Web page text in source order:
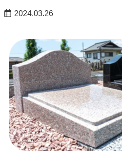
2024.03.26